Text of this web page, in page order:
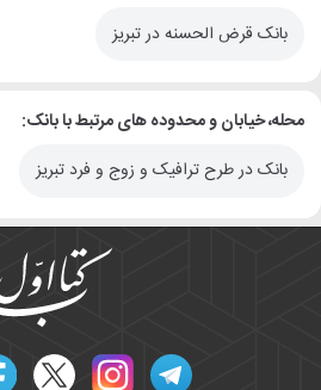
بانک قرض الحسنه در تبریز
محله، خیابان و محدوده های مرتبط با بانک:
بانک در طرح ترافیک و زوج و فرد تبریز